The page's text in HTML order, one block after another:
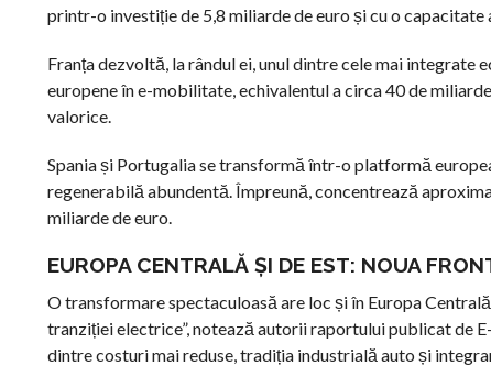
printr-o investiție de 5,8 miliarde de euro și cu o
Franța dezvoltă, la rândul ei, unul dintre cele mai
europene în e-mobilitate, echivalentul a circa 40 de
valorice.
Spania și Portugalia se transformă într-o platformă
regenerabilă abundentă. Împreună, concentrează
miliarde de euro.
EUROPA CENTRALĂ ȘI DE EST: NOUA
O transformare spectaculoasă are loc și în Europa
tranziției electrice”, notează autorii raportului publicat de
dintre costuri mai reduse, tradiția industrială auto și